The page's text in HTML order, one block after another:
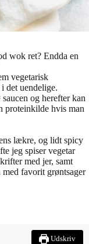
wok ret? Endda en
vegetarisk
det uendelige.
og herefter kan
proteinkilde hvis man
lækre, og lidt spicy
jeg spiser vegetar
med jer, samt
favorit grøntsager
Udskriv